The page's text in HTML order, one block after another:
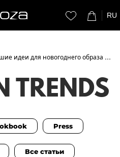
RU
Модный гид: лучшие идеи для новогоднего образа 2025
TRENDS
Press
Все статьи